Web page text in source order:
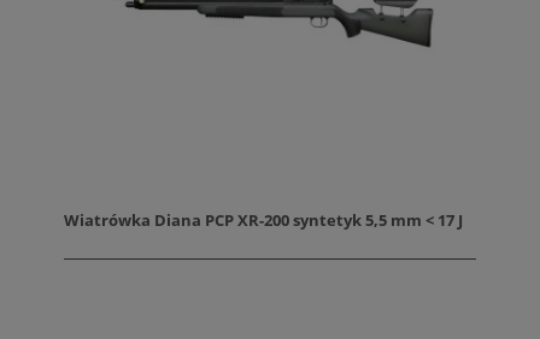
Wiatrówka Diana PCP XR-200 syntetyk 5,5 mm < 17 J